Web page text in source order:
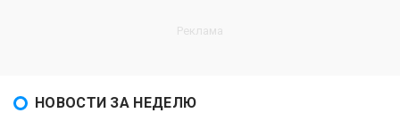
НОВОСТИ ЗА НЕДЕЛЮ